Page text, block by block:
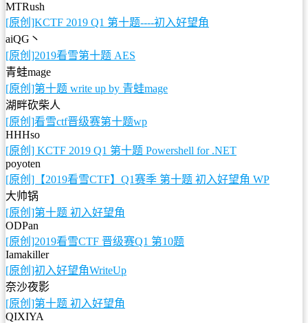
MTRush
[原创]KCTF 2019 Q1 第十题----初入好望角
aiQG丶
[原创]2019看雪第十题 AES
青蛙mage
[原创]第十题 write up by 青蛙mage
湖畔砍柴人
[原创]看雪ctf晋级赛第十题wp
HHHso
[原创] KCTF 2019 Q1 第十题 Powershell for .NET
poyoten
[原创]【2019看雪CTF】Q1赛季 第十题 初入好望角 WP
大帅锅
[原创]第十题 初入好望角
ODPan
[原创]2019看雪CTF 晋级赛Q1 第10题
Iamakiller
[原创]初入好望角WriteUp
奈沙夜影
[原创]第十题 初入好望角
QIXIYA